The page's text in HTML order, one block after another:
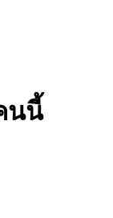
นนี้